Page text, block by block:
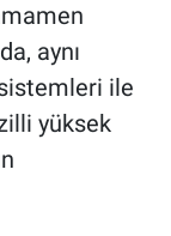
aynı
ile
yüksek